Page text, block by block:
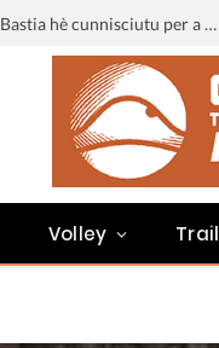
Liga 3 : u calendariu di u Sporting Club di Bastia hè cunnisciutu per a staghjoni 2026-2027
Volley Trail